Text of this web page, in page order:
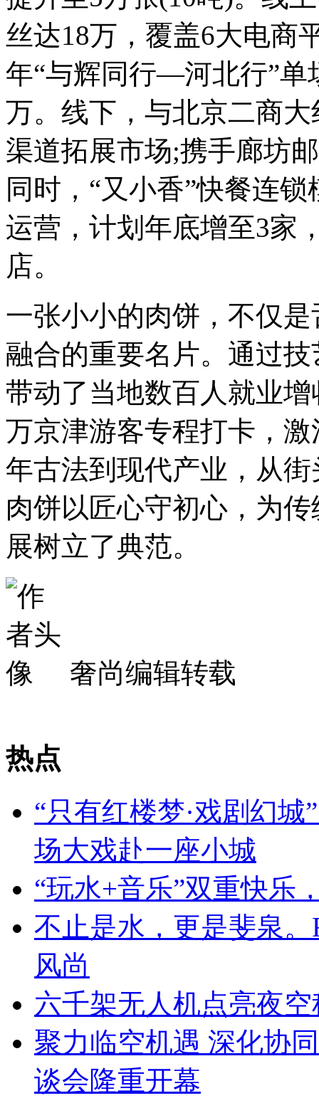
丝达18万，覆盖6大电商
年“与辉同行—河北行”单
万。线下，与北京二商
渠道拓展市场;携手廊坊
同时，“又小香”快餐连
运营，计划年底增至3家
店。
一张小小的肉饼，不仅
融合的重要名片。通过
带动了当地数百人就业
万京津游客专程打卡，
年古法到现代产业，从
肉饼以匠心守初心，为
展树立了典范。
奢尚编辑转载
热点
“只有红楼梦·戏剧幻
场大戏赴一座小城
“玩水+音乐”双重快乐
不止是水，更是斐泉
风尚
六千架无人机点亮夜
聚力临空机遇 深化协
谈会隆重开幕